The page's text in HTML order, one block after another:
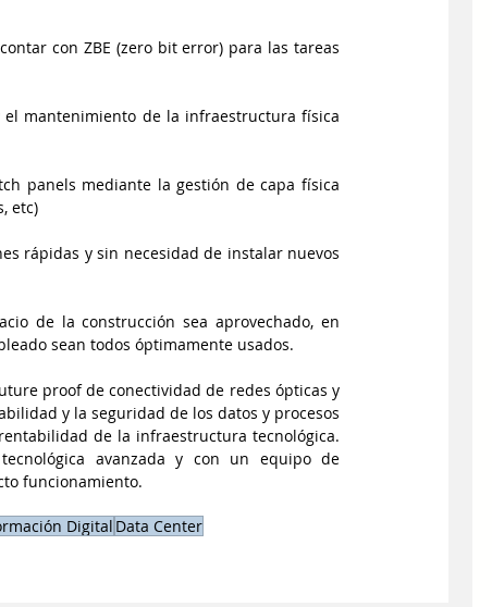
con ZBE (zero bit error) para las tareas
mantenimiento de la infraestructura física
panels mediante la gestión de capa física
etc)
rápidas y sin necesidad de instalar nuevos
de la construcción sea aprovechado, en
sean todos óptimamente usados.
proof de conectividad de redes ópticas y
y la seguridad de los datos y procesos
de la infraestructura tecnológica.
avanzada y con un equipo de
funcionamiento.
Digital Data Center